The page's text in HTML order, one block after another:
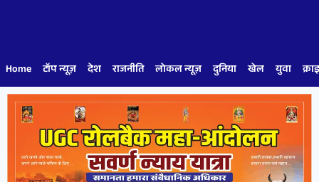
Home टॉप न्यूज़ देश राजनीति लोकल न्यूज़ दुनिया खेल युवा